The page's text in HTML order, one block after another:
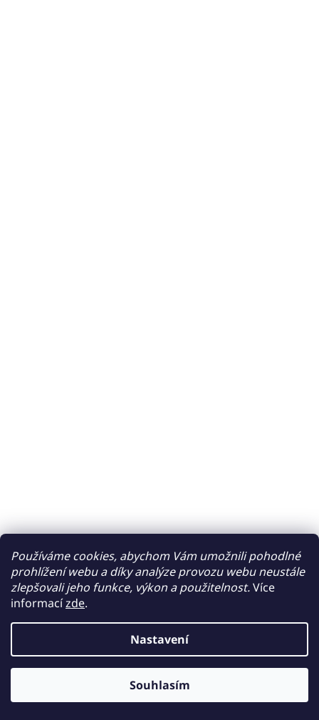
Používáme cookies, abychom Vám umožnili pohodlné
prohlížení webu a díky analýze provozu webu neustále
zlepšovali jeho funkce, výkon a použitelnost.Více
informacízde.
Nastavení
Souhlasím